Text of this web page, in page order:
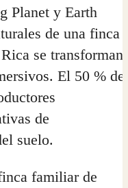
Planet y Earth
de una finca
se transforman
El 50 % de
de
suelo.
familiar de